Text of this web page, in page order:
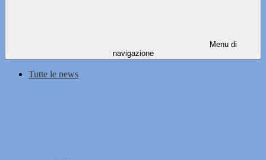
Menu di
navigazione
Tutte le news